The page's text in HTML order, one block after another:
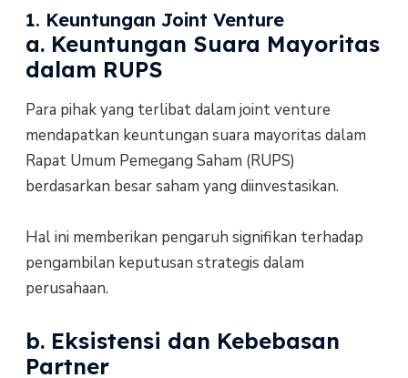
1. Keuntungan Joint Venture
a. Keuntungan Suara Mayoritas
dalam RUPS
Para pihak yang terlibat dalam joint venture
mendapatkan keuntungan suara mayoritas dalam
Rapat Umum Pemegang Saham (RUPS)
berdasarkan besar saham yang diinvestasikan.
Hal ini memberikan pengaruh signifikan terhadap
pengambilan keputusan strategis dalam
perusahaan.
b. Eksistensi dan Kebebasan
Partner